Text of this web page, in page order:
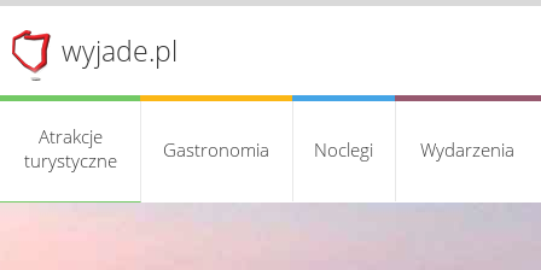
wyjade.pl
Atrakcje
turystyczne
Gastronomia Noclegi Wydarzenia